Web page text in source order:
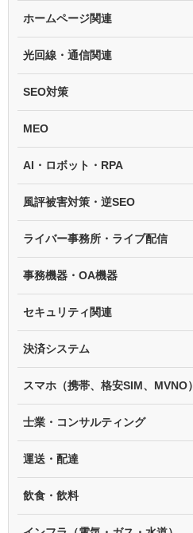
ホームページ関連
光回線・通信関連
SEO対策
MEO
AI・ロボット・RPA
風評被害対策・逆SEO
ライバー事務所・ライブ配信
事務機器・OA機器
セキュリティ関連
決済システム
スマホ（携帯、格安SIM、MVNO）
士業・コンサルティング
運送・配達
飲食・飲料